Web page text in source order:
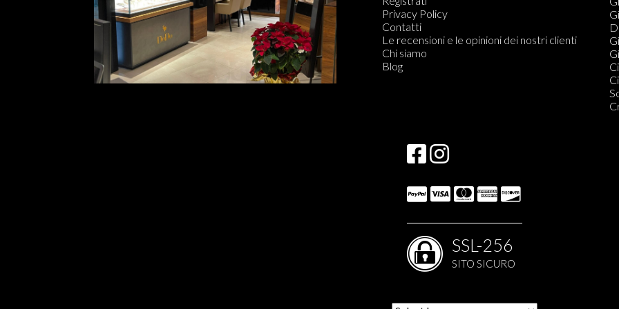
Privacy Policy
Contatti
Le recensioni e le opinioni dei nostri clienti
Chi siamo
Blog
SSL-256
SITO SICURO